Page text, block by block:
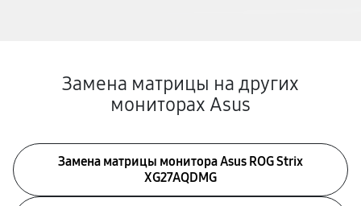
Замена матрицы на других
мониторах Asus
Замена матрицы монитора Asus ROG Strix
XG27AQDMG